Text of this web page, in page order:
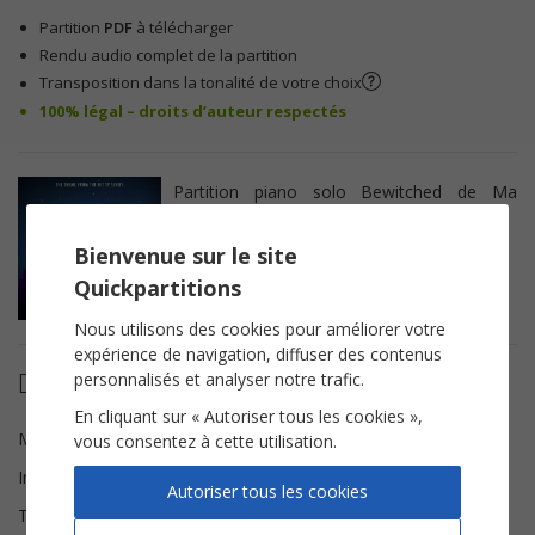
Partition PDF à télécharger
Rendu audio complet de la partition
Transposition dans la tonalité de votre choix
100% légal – droits d’auteur respectés
Partition piano solo Bewitched de Ma
Détails de la partition
Musique
Jack Keller, Howard Greenfield
Instrumentation
Tonalité
Sol majeur
Bienvenue sur le site
Quickpartitions
Nous utilisons des cookies pour améliorer votre
expérience de navigation, diffuser des contenus
personnalisés et analyser notre trafic.
En cliquant sur « Autoriser tous les cookies »,
vous consentez à cette utilisation.
Autoriser tous les cookies